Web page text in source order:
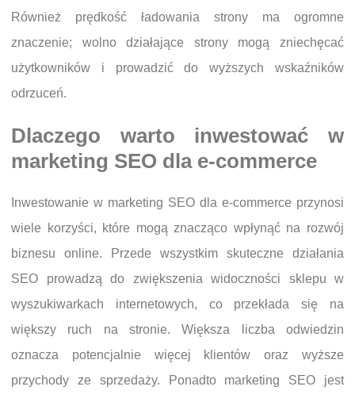
Również prędkość ładowania strony ma ogromne
znaczenie; wolno działające strony mogą zniechęcać
użytkowników i prowadzić do wyższych wskaźników
odrzuceń.
Dlaczego warto inwestować w
marketing SEO dla e-commerce
Inwestowanie w marketing SEO dla e-commerce przynosi
wiele korzyści, które mogą znacząco wpłynąć na rozwój
biznesu online. Przede wszystkim skuteczne działania
SEO prowadzą do zwiększenia widoczności sklepu w
wyszukiwarkach internetowych, co przekłada się na
większy ruch na stronie. Większa liczba odwiedzin
oznacza potencjalnie więcej klientów oraz wyższe
przychody ze sprzedaży. Ponadto marketing SEO jest